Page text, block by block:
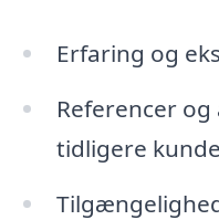
Erfaring og
Referencer
tidligere